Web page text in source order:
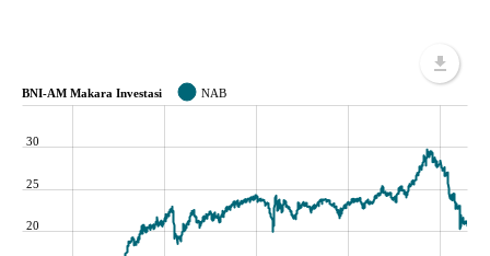
BNI-AM Makara Investasi NAB
20
25
30